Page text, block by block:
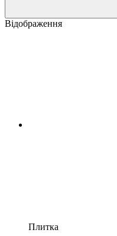
Відображення
Плитка